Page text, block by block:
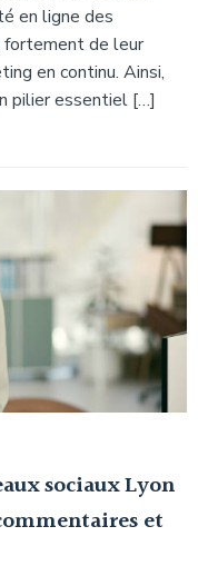
en ligne des
fortement de leur
en continu. Ainsi,
pilier essentiel […]
sociaux Lyon
et